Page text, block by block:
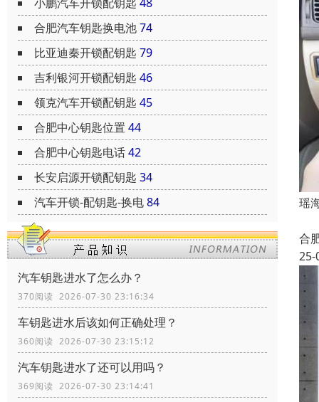
合肥汽车钥匙换电池74
比亚迪秦开锁配钥匙 79
吉利银河开锁配钥匙 46
领克汽车开锁配钥匙 45
合肥中心钥匙位置 44
合肥中心钥匙电话42
长安启源开锁配钥匙 34
汽车开锁-配钥匙-换电84
汽车钥匙进水了怎么办？
370阅读 2026-07-30 23:16:34
车钥匙进水后该如何正确处理？
360阅读 2026-07-30 23:15:12
汽车钥匙进水了还可以用吗？
369阅读 2026-07-30 23:14:41
瑶
合
25-